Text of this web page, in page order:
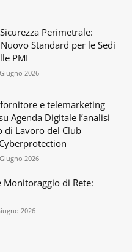
Perimetrale:
Standard per le Sedi
PMI
2026
e telemarketing
Agenda Digitale l’analisi
di Lavoro del Club
2026
Monitoraggio di Rete:
2026